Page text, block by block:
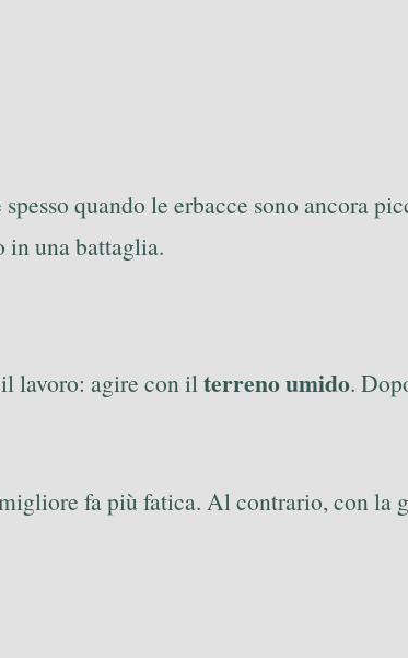
quando le erbacce sono ancora
in una battaglia.
lavoro: agire con ilterreno umido.
fa più fatica. Al contrario, con